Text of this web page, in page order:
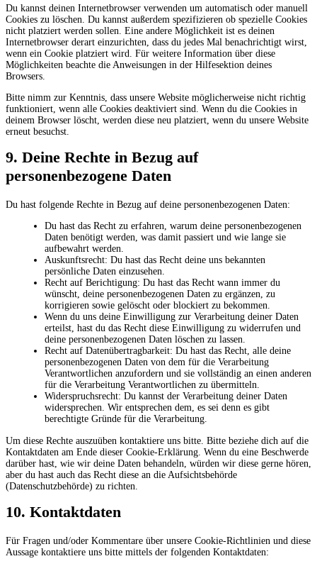
Du kannst deinen Internetbrowser verwenden um automatisch oder manuell
Cookies zu löschen. Du kannst außerdem spezifizieren ob spezielle Cookies
nicht platziert werden sollen. Eine andere Möglichkeit ist es deinen
Internetbrowser derart einzurichten, dass du jedes Mal benachrichtigt wirst,
wenn ein Cookie platziert wird. Für weitere Information über diese
Möglichkeiten beachte die Anweisungen in der Hilfesektion deines
Browsers.
Bitte nimm zur Kenntnis, dass unsere Website möglicherweise nicht richtig
funktioniert, wenn alle Cookies deaktiviert sind. Wenn du die Cookies in
deinem Browser löscht, werden diese neu platziert, wenn du unsere Website
erneut besuchst.
9. Deine Rechte in Bezug auf
personenbezogene Daten
Du hast folgende Rechte in Bezug auf deine personenbezogenen Daten:
Du hast das Recht zu erfahren, warum deine personenbezogenen
Daten benötigt werden, was damit passiert und wie lange sie
aufbewahrt werden.
Auskunftsrecht: Du hast das Recht deine uns bekannten
persönliche Daten einzusehen.
Recht auf Berichtigung: Du hast das Recht wann immer du
wünscht, deine personenbezogenen Daten zu ergänzen, zu
korrigieren sowie gelöscht oder blockiert zu bekommen.
Wenn du uns deine Einwilligung zur Verarbeitung deiner Daten
erteilst, hast du das Recht diese Einwilligung zu widerrufen und
deine personenbezogenen Daten löschen zu lassen.
Recht auf Datenübertragbarkeit: Du hast das Recht, alle deine
personenbezogenen Daten von dem für die Verarbeitung
Verantwortlichen anzufordern und sie vollständig an einen anderen
für die Verarbeitung Verantwortlichen zu übermitteln.
Widerspruchsrecht: Du kannst der Verarbeitung deiner Daten
widersprechen. Wir entsprechen dem, es sei denn es gibt
berechtigte Gründe für die Verarbeitung.
Um diese Rechte auszuüben kontaktiere uns bitte. Bitte beziehe dich auf die
Kontaktdaten am Ende dieser Cookie-Erklärung. Wenn du eine Beschwerde
darüber hast, wie wir deine Daten behandeln, würden wir diese gerne hören,
aber du hast auch das Recht diese an die Aufsichtsbehörde
(Datenschutzbehörde) zu richten.
10. Kontaktdaten
Für Fragen und/oder Kommentare über unsere Cookie-Richtlinien und diese
Aussage kontaktiere uns bitte mittels der folgenden Kontaktdaten: